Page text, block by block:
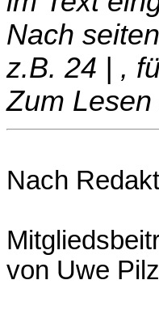
Nach
z.B. 24 | ,
Zum
Nach
von Uwe